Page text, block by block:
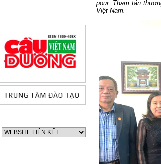
pour. Tham tán
Việt Nam.